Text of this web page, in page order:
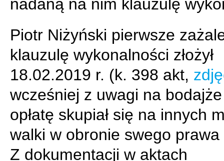
nadaną na nim klauzulę
Piotr Niżyński pierwsze
klauzulę wykonalności złożył
18.02.2019 r. (k. 398 akt,
wcześniej z uwagi na
opłatę skupiał się na innych
walki w obronie swego
Z dokumentacji w aktach